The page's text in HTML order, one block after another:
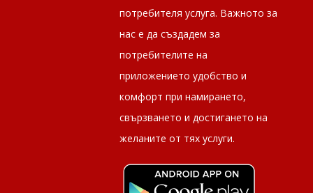
потребителя услуга. Важното за
нас е да създадем за
потребителите на
приложението удобство и
комфорт при намирането,
свързването и достигането на
желаните от тях услуги.